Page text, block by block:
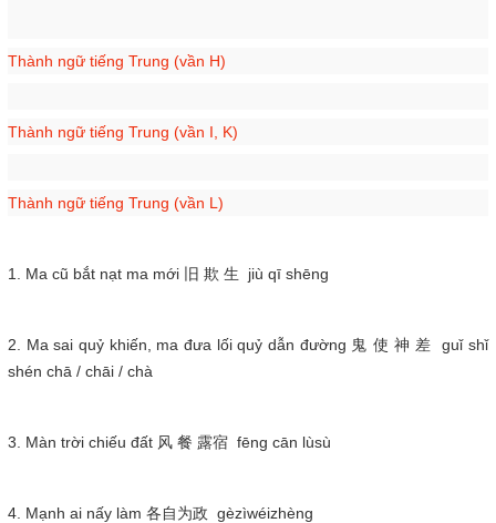
Thành ngữ tiếng Trung (vần H)
Thành ngữ tiếng Trung (vần I, K)
Thành ngữ tiếng Trung (vần L)
1. Ma cũ bắt nạt ma mới 旧 欺 生 jiù qī shēng
2. Ma sai quỷ khiến, ma đưa lối quỷ dẫn đường 鬼 使 神 差 guǐ shǐ
shén chā / chāi / chà
3. Màn trời chiếu đất 风 餐 露宿 fēng cān lùsù
4. Mạnh ai nấy làm 各自为政 gèzìwéizhèng